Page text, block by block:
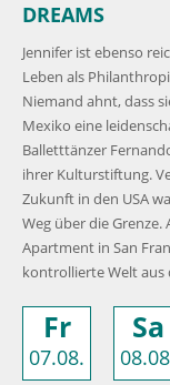
DREAMS
Jennifer ist ebenso
Leben als
Niemand ahnt, dass
Mexiko eine
Balletttänzer
ihrer Kulturstiftung.
Zukunft in den USA
Weg über die Grenze.
Apartment in San
kontrollierte Welt aus
Fr
07.08.
Sa